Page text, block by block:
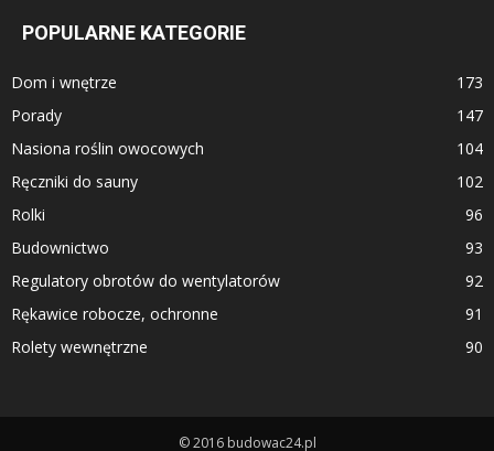
POPULARNE KATEGORIE
Dom i wnętrze
173
Porady
147
Nasiona roślin owocowych
104
Ręczniki do sauny
102
Rolki
96
Budownictwo
93
Regulatory obrotów do wentylatorów
92
Rękawice robocze, ochronne
91
Rolety wewnętrzne
90
© 2016 budowac24.pl